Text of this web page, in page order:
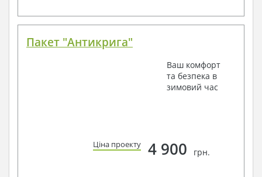
Пакет "Антикрига"
Ваш комфорт
та безпека в
зимовий час
Ціна проекту 4 900 грн.